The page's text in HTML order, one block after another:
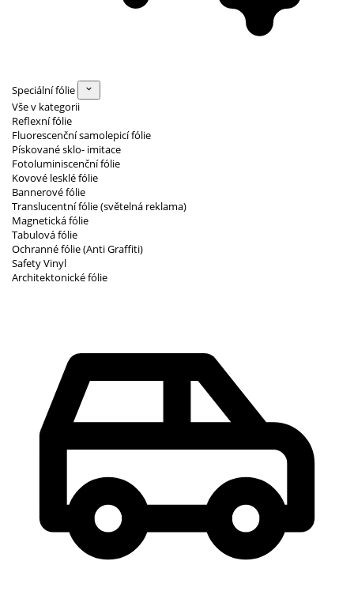
Speciální fólie
Vše v kategorii
Reflexní fólie
Fluorescenční samolepicí fólie
Pískované sklo- imitace
Fotoluminiscenční fólie
Kovové lesklé fólie
Bannerové fólie
Translucentní fólie (světelná reklama)
Magnetická fólie
Tabulová fólie
Ochranné fólie (Anti Graffiti)
Safety Vinyl
Architektonické fólie